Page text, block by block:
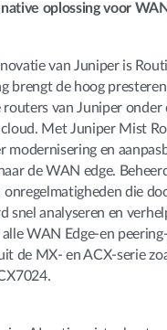
oplossing voor
van Juniper is
brengt de hoog
routers van Juniper onder
Met Juniper Mist
modernisering en
de WAN edge.
onregelmatigheden die
snel analyseren en
WAN Edge-en
de MX- en ACX-serie